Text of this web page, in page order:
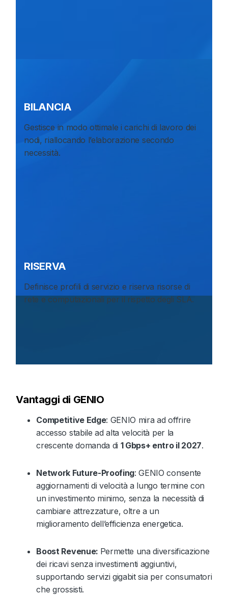
BILANCIA
Gestisce in modo ottimale i carichi di lavoro dei
nodi, riallocando l’elaborazione secondo
necessità.
RISERVA
Definisce profili di servizio e riserva risorse di
rete e computazionali per il rispetto degli SLA.
Vantaggi di GENIO
Competitive Edge: GENIO mira ad offrire
accesso stabile ad alta velocità per la
crescente domanda di 1 Gbps+ entro il 2027.
Network Future-Proofing: GENIO consente
aggiornamenti di velocità a lungo termine con
un investimento minimo, senza la necessità di
cambiare attrezzature, oltre a un
miglioramento dell’efficienza energetica.
Boost Revenue: Permette una diversificazione
dei ricavi senza investimenti aggiuntivi,
supportando servizi gigabit sia per consumatori
che grossisti.